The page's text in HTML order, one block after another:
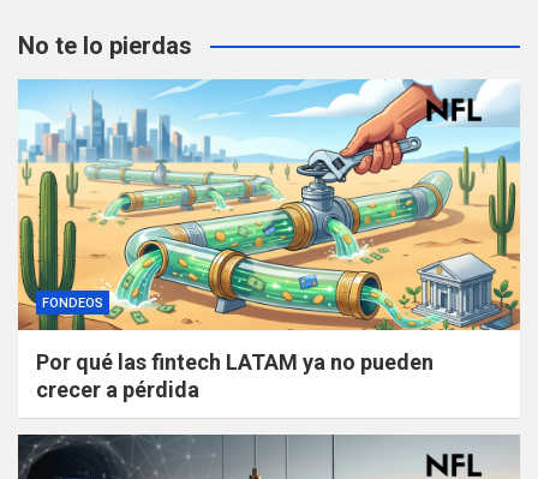
No te lo pierdas
FONDEOS
Por qué las fintech LATAM ya no pueden
crecer a pérdida